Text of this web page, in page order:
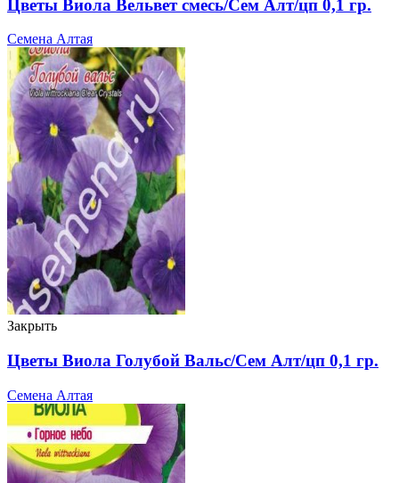
Цветы Виола Вельвет смесь/Сем Алт/цп 0,1 гр.
Семена Алтая
Закрыть
Цветы Виола Голубой Вальс/Сем Алт/цп 0,1 гр.
Семена Алтая